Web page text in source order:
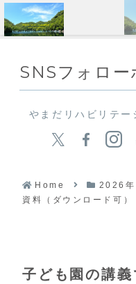
SNSフォロー
やまだリハビリテー
Home 2026年
資料（ダウンロード可）
子ども園の講
メニュー